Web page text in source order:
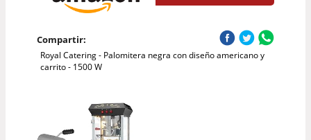
Compartir:
Royal Catering - Palomitera negra con diseño americano y
carrito - 1500 W